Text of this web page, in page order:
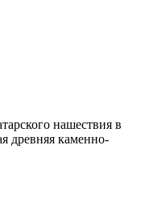
нашествия в
древняя каменно-